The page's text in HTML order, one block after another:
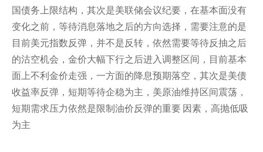
国债务上限结构，其次是美联储会议纪要，在基本面没有
变化之前，等待消息落地之后的方向选择，需要注意的是
目前美元指数反弹，并不是反转，依然需要等待反抽之后
的沽空机会，金价大幅下行之后进入调整区间，目前基本
面上不利金价走强，一方面的降息预期落空，其次是美债
收益率反弹，短期等待企稳为主，美原油维持区间震荡，
短期需求压力依然是限制油价反弹的重要 因素，高抛低吸
为主